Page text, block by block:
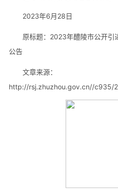
2023年6月28日
原标题：2023年醴陵市公开引
公告
文章来源：
http://rsj.zhuzhou.gov.cn//c935/